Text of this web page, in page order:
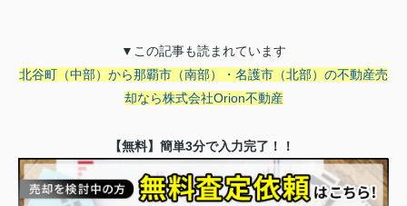
▼この記事も読まれています
北谷町（中部）から那覇市（南部）・名護市（北部）の不動産売
却なら株式会社Orion不動産
【無料】簡単3分で入力完了！！